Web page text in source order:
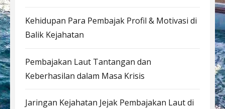
Kehidupan Para Pembajak Profil & Motivasi di
Balik Kejahatan
Pembajakan Laut Tantangan dan
Keberhasilan dalam Masa Krisis
Jaringan Kejahatan Jejak Pembajakan Laut di